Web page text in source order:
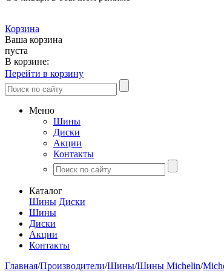
Корзина
Ваша корзина
пуста
В корзине:
Перейти в корзину
Меню
Шины
Диски
Акции
Контакты
Каталог
Шины Диски
Шины
Диски
Акции
Контакты
Главная/Производители/Шины/Шины Michelin/